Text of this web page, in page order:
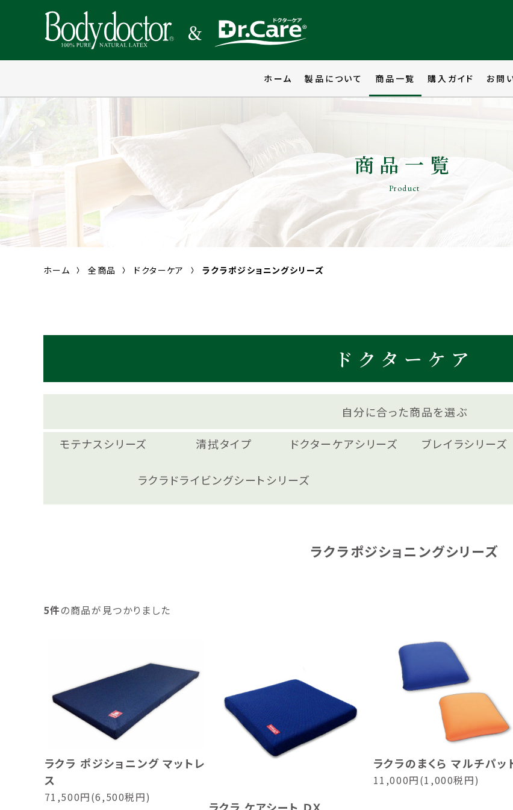
ホーム 製品について 商品一覧 購入ガイド お問
商品一覧
Product
ホーム 全商品 ドクターケア ラクラポジショニングシリーズ
ドクターケア
自分に合った商品を選ぶ
モテナスシリーズ 清拭タイプ ドクターケアシリーズ ブレイラシリーズ
ラクラドライビングシートシリーズ
ラクラポジショニングシリーズ
5件の商品が見つかりました
ラクラ ポジショニング マットレ
ス
71,500円(6,500税円)
ラクラのまくら マルチパッ
11,000円(1,000税円)